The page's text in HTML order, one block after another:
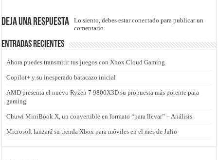
Deja una respuesta Lo siento, debes estarconectado para publicar un
comentario.
Entradas recientes
Ahora puedes transmitir tus juegos con Xbox Cloud Gaming
Copilot+ y su inesperado batacazo inicial
AMD presenta el nuevo Ryzen 7 9800X3D su propuesta más potente para
gaming
Chuwi MiniBook X, un convertible en formato “para llevar” – Análisis
Microsoft lanzará su tienda Xbox para móviles en el mes de Julio